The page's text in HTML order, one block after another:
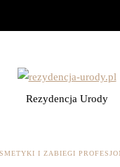
Rezydencja Urody
I ZABIEGI